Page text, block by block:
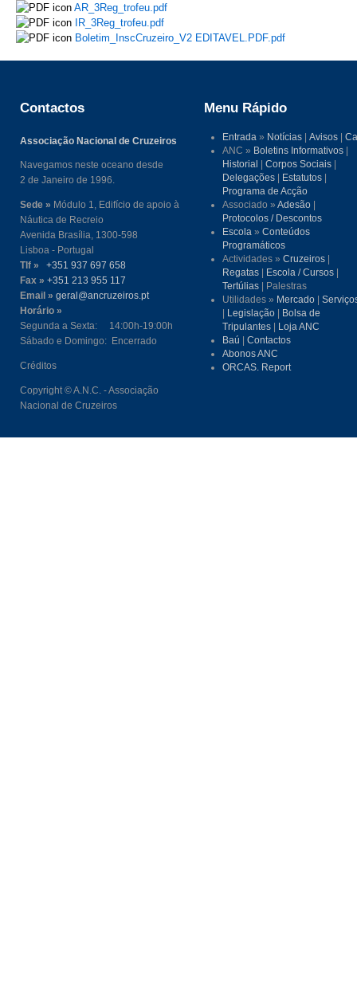
AR_3Reg_trofeu.pdf
IR_3Reg_trofeu.pdf
Boletim_InscCruzeiro_V2 EDITAVEL.PDF.pdf
Contactos
Associação Nacional de Cruzeiros
Navegamos neste oceano desde
2 de Janeiro de 1996.
Sede » Módulo 1, Edifício de apoio à
Náutica de Recreio
Avenida Brasília, 1300-598
Lisboa - Portugal
Tlf »
+351 937 697 658
Fax » +351 213 955 117
Email » geral@ancruzeiros.pt
Horário »
Segunda a Sexta: 14:00h-19:00h
Sábado e Domingo: Encerrado
Créditos
Copyright © A.N.C. - Associação
Nacional de Cruzeiros
Menu Rápido
Entrada » Notícias |Avisos |
ANC » Boletins Informativos
Historial
|Corpos Sociais
Delegações
Estatutos
Programa de Acção
Associado »Adesão
Protocolos / Descontos
Escola »Conteúdos
Programáticos
Actividades »Cruzeiros
Regatas
Escola / Cursos
Tertúlias | Palestras
Utilidades » Mercado |
Legislação
Bolsa de
Tripulantes
Loja ANC
Baú |Contactos
Abonos ANC
ORCAS. Report